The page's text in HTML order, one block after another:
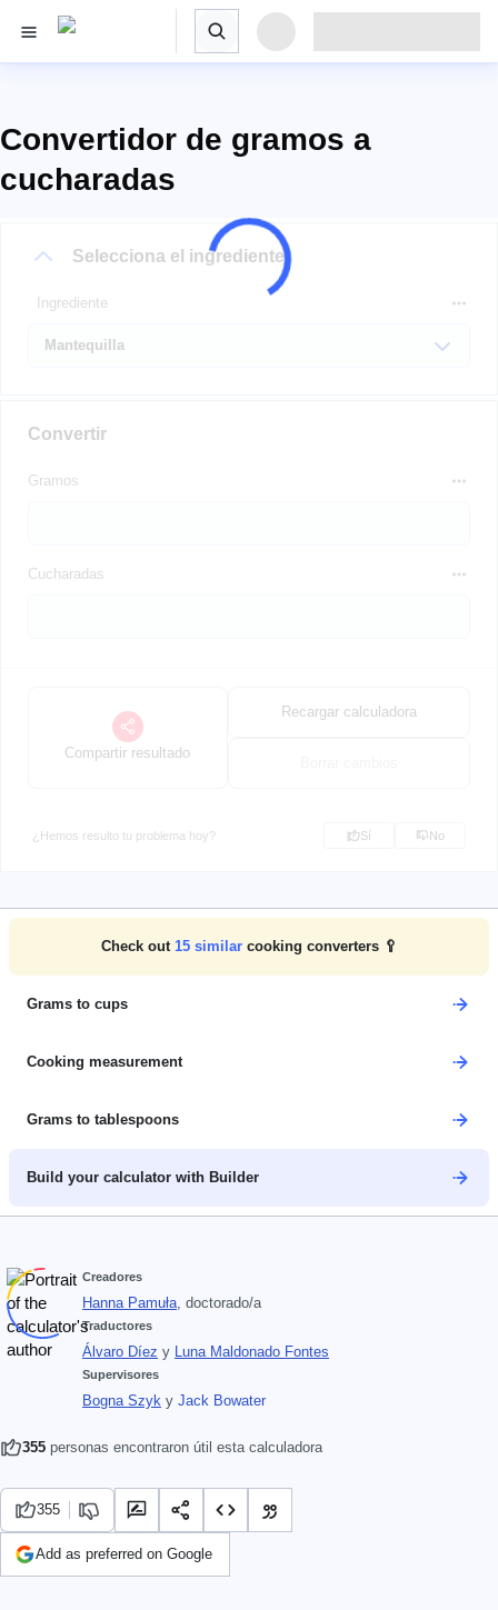
Convertidor de gramos a
cucharadas
Selecciona el ingrediente
Ingrediente
Convertir
Gramos
Cucharadas
Compartir resultado
Recargar calculadora
¿Hemos resulto tu problema hoy? Sí No
Check out 15similar cooking converters 🥄
Grams to cups
Cooking measurement
Grams to tablespoons
Build your calculator with Builder
Creadores
Hanna Pamuła, doctorado/a
Traductores
Álvaro Díez y Luna Maldonado Fontes
Supervisores
Bogna Szyk y Jack Bowater
355 personas encontraron útil esta calculadora
355
Add as preferred on Google